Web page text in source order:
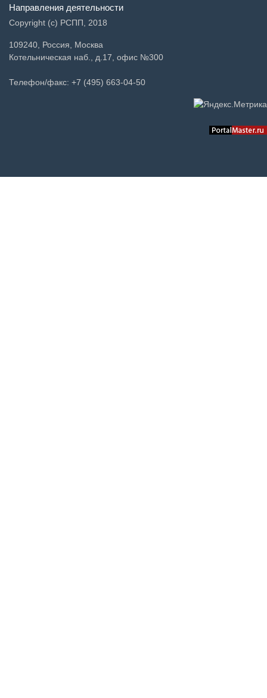
Направления деятельности
Copyright (c) РСПП, 2018
109240, Россия, Москва
Котельническая наб., д.17, офис №300
Телефон/факс: +7 (495) 663-04-50